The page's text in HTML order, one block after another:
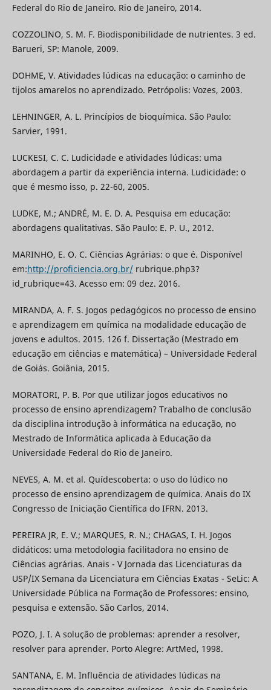
Federal do Rio de Janeiro. Rio de Janeiro, 2014.
COZZOLINO, S. M. F. Biodisponibilidade de nutrientes. 3 ed.
Barueri, SP: Manole, 2009.
DOHME, V. Atividades lúdicas na educação: o caminho de
tijolos amarelos no aprendizado. Petrópolis: Vozes, 2003.
LEHNINGER, A. L. Princípios de bioquímica. São Paulo:
Sarvier, 1991.
LUCKESI, C. C. Ludicidade e atividades lúdicas: uma
abordagem a partir da experiência interna. Ludicidade: o
que é mesmo isso, p. 22-60, 2005.
LUDKE, M.; ANDRÉ, M. E. D. A. Pesquisa em educação:
abordagens qualitativas. São Paulo: E. P. U., 2012.
MARINHO, E. O. C. Ciências Agrárias: o que é. Disponível
em:http://proficiencia.org.br/rubrique.php3?
id_rubrique=43. Acesso em: 09 dez. 2016.
MIRANDA, A. F. S. Jogos pedagógicos no processo de ensino
e aprendizagem em química na modalidade educação de
jovens e adultos. 2015. 126 f. Dissertação (Mestrado em
educação em ciências e matemática) – Universidade Federal
de Goiás. Goiânia, 2015.
MORATORI, P. B. Por que utilizar jogos educativos no
processo de ensino aprendizagem? Trabalho de conclusão
da disciplina introdução à informática na educação, no
Mestrado de Informática aplicada à Educação da
Universidade Federal do Rio de Janeiro.
NEVES, A. M. et al. Quídescoberta: o uso do lúdico no
processo de ensino aprendizagem de química. Anais do IX
Congresso de Iniciação Científica do IFRN. 2013.
PEREIRA JR, E. V.; MARQUES, R. N.; CHAGAS, I. H. Jogos
didáticos: uma metodologia facilitadora no ensino de
Ciências agrárias. Anais - V Jornada das Licenciaturas da
USP/IX Semana da Licenciatura em Ciências Exatas - SeLic: A
Universidade Pública na Formação de Professores: ensino,
pesquisa e extensão. São Carlos, 2014.
POZO, J. I. A solução de problemas: aprender a resolver,
resolver para aprender. Porto Alegre: ArtMed, 1998.
SANTANA, E. M. Influência de atividades lúdicas na